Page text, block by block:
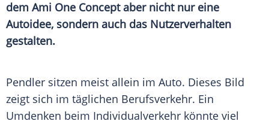
dem Ami One Concept aber nicht nur eine
Autoidee, sondern auch das Nutzerverhalten
gestalten.
Pendler sitzen meist allein im Auto. Dieses Bild
zeigt sich im täglichen Berufsverkehr. Ein
Umdenken beim Individualverkehr könnte viel